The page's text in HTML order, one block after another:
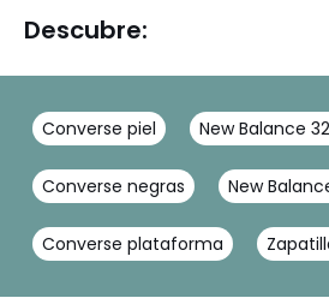
Descubre:
Converse piel New Balance
Converse negras New
Converse plataforma